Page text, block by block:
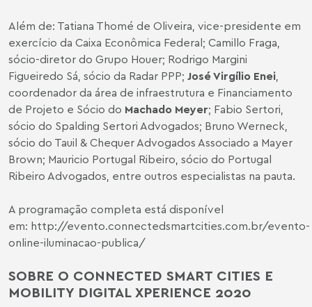
Além de: Tatiana Thomé de Oliveira, vice-presidente em
exercício da Caixa Econômica Federal; Camillo Fraga,
sócio-diretor do Grupo Houer; Rodrigo Margini
Figueiredo Sá, sócio da Radar PPP; José Virgílio Enei,
coordenador da área de infraestrutura e Financiamento
de Projeto e Sócio do Machado Meyer; Fabio Sertori,
sócio do Spalding Sertori Advogados; Bruno Werneck,
sócio do Tauil & Chequer Advogados Associado a Mayer
Brown; Mauricio Portugal Ribeiro, sócio do Portugal
Ribeiro Advogados, entre outros especialistas na pauta.
A programação completa está disponível
em: http://evento.connectedsmartcities.com.br/evento-
online-iluminacao-publica/
SOBRE O CONNECTED SMART CITIES E
MOBILITY DIGITAL XPERIENCE 2020